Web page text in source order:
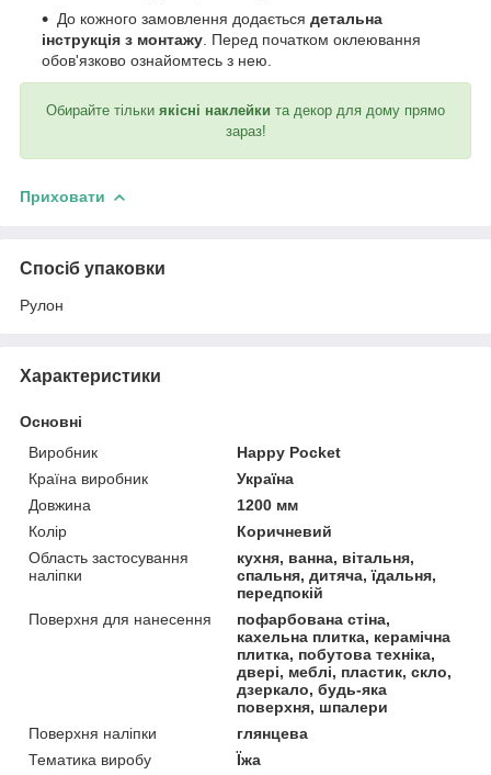
До кожного замовлення додається детальна
інструкція з монтажу . Перед початком оклеювання
обов'язково ознайомтесь з нею.
Обирайте тільки якісні наклейки та декор для дому прямо
зараз!
Приховати
Спосіб упаковки
Рулон
Характеристики
Основні
Виробник
Happy Pocket
Країна виробник
Україна
Довжина
1200 мм
Колір
Коричневий
Область застосування
наліпки
кухня, ванна, вітальня,
спальня, дитяча, їдальня,
передпокій
Поверхня для нанесення
пофарбована стіна,
кахельна плитка, керамічна
плитка, побутова техніка,
двері, меблі, пластик, скло,
дзеркало, будь-яка
поверхня, шпалери
Поверхня наліпки
глянцева
Тематика виробу
Їжа